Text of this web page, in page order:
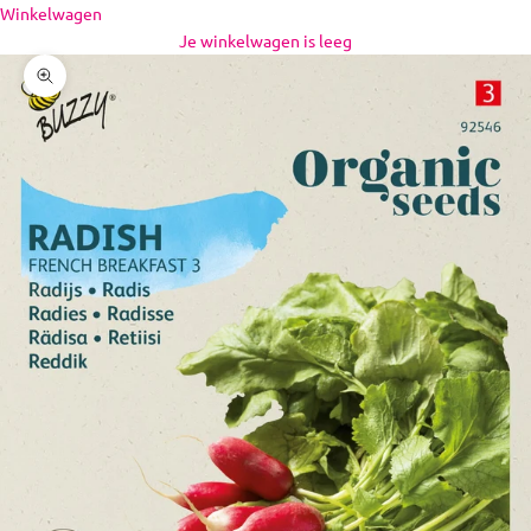
Naar inhoud
Winkelwagen
Je winkelwagen is leeg
In-/uitzoomen